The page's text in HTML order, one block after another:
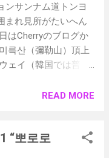
はこちら ・ B-boyチ
ョー写真 第1集 ・ B-
ーショー写真 第2集
すね。
ンサンナム道トンヨ
まれ見所がたいへん
はCherryのブログか
륵산（彌勒山）頂上
ェイ（韓国では普
海と山が見渡せとて
（ コブク船 ）につ
おきましょう。歴
READ MORE
“뽀로로